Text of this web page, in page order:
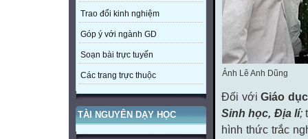
Trao đổi kinh nghiệm
Góp ý với ngành GD
Soạn bài trực tuyến
Các trang trực thuộc
TÀI NGUYÊN DẠY HỌC
Ảnh Lê Anh Dũng
Đối với Giáo
Sinh học, Địa lí;
hình thức trắc